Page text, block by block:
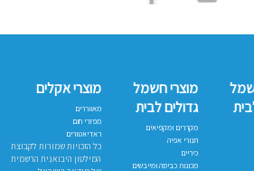
מוצרי חשמל
גדולים לבית
מקררים ומקפיאים
תנורי אפיה
כיריים
מכונות כביסה ומייבשים
מוצרי אקלים
מאווררים
מפזרי חום
ראדיאטורים
כל הזכויות שמורות לקבוצת
המילטון היבואנית הרשמית